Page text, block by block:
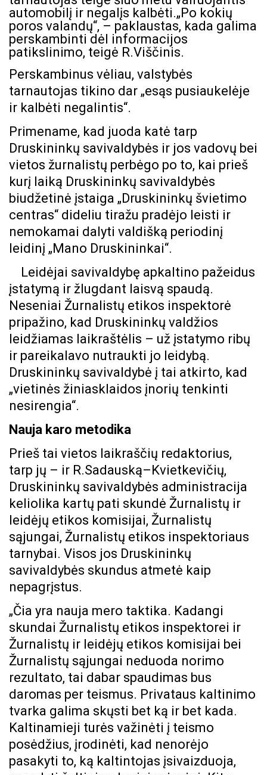
automobilį ir negalįs kalbėti.„Po kokių
poros valandų“, – paklaustas, kada galima
perskambinti dėl informacijos
patikslinimo, teigė R.Viščinis.
Perskambinus vėliau, valstybės
tarnautojas tikino dar „esąs pusiaukelėje
ir kalbėti negalintis“.
Primename, kad juoda katė tarp
Druskininkų savivaldybės ir jos vadovų bei
vietos žurnalistų perbėgo po to, kai prieš
kurį laiką Druskininkų savivaldybės
biudžetinė įstaiga „Druskininkų švietimo
centras“ dideliu tiražu pradėjo leisti ir
nemokamai dalyti valdišką periodinį
leidinį „Mano Druskininkai“.
Leidėjai savivaldybę apkaltino pažeidus
įstatymą ir žlugdant laisvą spaudą.
Neseniai Žurnalistų etikos inspektorė
pripažino, kad Druskininkų valdžios
leidžiamas laikraštėlis – už įstatymo ribų
ir pareikalavo nutraukti jo leidybą.
Druskininkų savivaldybė į tai atkirto, kad
„vietinės žiniasklaidos įnorių tenkinti
nesirengia“.
Nauja karo metodika
Prieš tai vietos laikraščių redaktorius,
tarp jų – ir R.Sadauską–Kvietkevičių,
Druskininkų savivaldybės administracija
keliolika kartų pati skundė Žurnalistų ir
leidėjų etikos komisijai, Žurnalistų
sąjungai, Žurnalistų etikos inspektoriaus
tarnybai. Visos jos Druskininkų
savivaldybės skundus atmetė kaip
nepagrįstus.
„Čia yra nauja mero taktika. Kadangi
skundai Žurnalistų etikos inspektorei ir
Žurnalistų ir leidėjų etikos komisijai bei
Žurnalistų sąjungai neduoda norimo
rezultato, tai dabar spaudimas bus
daromas per teismus. Privataus kaltinimo
tvarka galima skųsti bet ką ir bet kada.
Kaltinamieji turės važinėti į teismo
posėdžius, įrodinėti, kad nenorėjo
pasakyti to, ką kaltintojas įsivaizduoja,